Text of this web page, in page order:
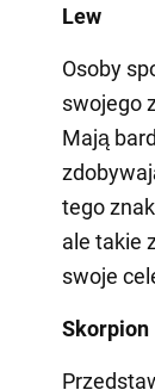
Lew
Osoby
swojego
Mają
tego
ale takie
swoje
Skorpion